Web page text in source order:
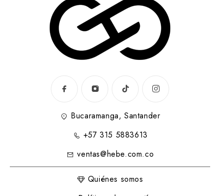
Bucaramanga, Santander
+57 315 5883613
ventas@hebe.com.co
Quiénes somos